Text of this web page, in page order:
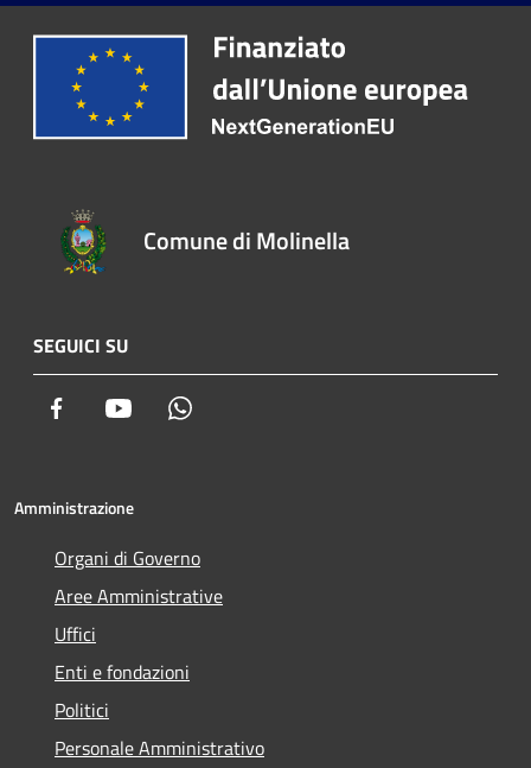
Comune di Molinella
SEGUICI SU
Facebook Youtube
Amministrazione
Organi di Governo
Aree Amministrative
Uffici
Enti e fondazioni
Politici
Personale Amministrativo